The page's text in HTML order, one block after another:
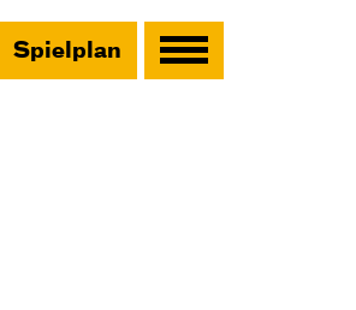
Spielplan